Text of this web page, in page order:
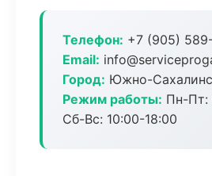
Телефон: +7 (905)
Email:
Город: Южно-
Режим работы: Пн-Пт:
Сб-Вс: 10:00-18:00